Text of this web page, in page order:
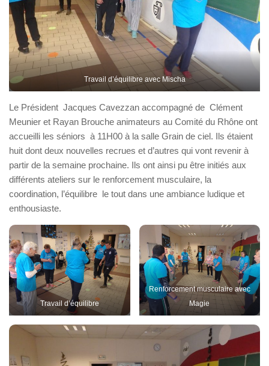
Travail d’équilibre avec Mischa
Le Président Jacques Cavezzan accompagné de Clément
Meunier et Rayan Brouche animateurs au Comité du Rhône ont
accueilli les séniors à 11H00 à la salle Grain de ciel. Ils étaient
huit dont deux nouvelles recrues et d’autres qui vont revenir à
partir de la semaine prochaine. Ils ont ainsi pu être initiés aux
différents ateliers sur le renforcement musculaire, la
coordination, l’équilibre le tout dans une ambiance ludique et
enthousiaste.
Travail d’équilibre
Renforcement musculaire avec
Magie